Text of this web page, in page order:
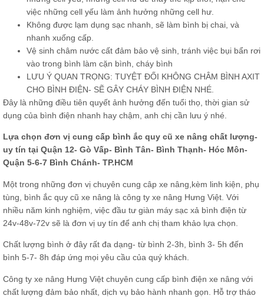
việc những cell yếu làm ảnh hưởng những cell hư.
Không được lạm dụng sạc nhanh, sẽ làm bình bị chai, và
nhanh xuống cấp.
Vệ sinh châm nước cất đảm bảo vệ sinh, tránh việc bụi bẩn rơi
vào trong bình làm cặn bình, cháy bình
LƯU Ý QUAN TRỌNG: TUYỆT ĐỐI KHÔNG CHÂM BÌNH AXIT
CHO BÌNH ĐIỆN- SẼ GÂY CHÁY BÌNH ĐIỆN NHÉ.
Đây là những điều tiên quyết ảnh hưởng đến tuổi thọ, thời gian sử
dụng của bình điện nhanh hay chậm, anh chị cần lưu ý nhé.
Lựa chọn đơn vị cung cấp bình ắc quy cũ xe nâng chất lượng-
uy tín tại Quận 12- Gò Vấp- Bình Tân- Bình Thạnh- Hóc Môn-
Quận 5-6-7 Bình Chánh- TP.HCM
Một trong những đơn vị chuyên cung câp xe nâng,kèm linh kiện, phụ
tùng, bình ắc quy cũ xe nâng là công ty xe nâng Hưng Việt. Với
nhiều năm kinh nghiệm, việc đầu tư giàn máy sạc xả bình điện từ
24v-48v-72v sẽ là đơn vị uy tín để anh chị tham khảo lựa chọn.
Chất lượng bình ở đây rất đa dạng- từ bình 2-3h, bình 3- 5h đến
bình 5-7- 8h đáp ứng mọi yêu cầu của quý khách.
Công ty xe nâng Hưng Việt chuyên cung cấp bình điện xe nâng với
chất lượng đảm bảo nhất, dịch vụ bảo hành nhanh gọn. Hỗ trợ tháo